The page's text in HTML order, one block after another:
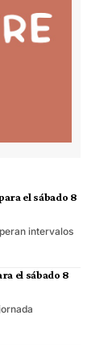
el sábado 8
intervalos
el sábado 8